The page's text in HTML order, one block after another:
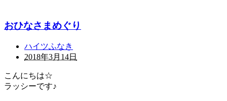
おひなさまめぐり
ハイツふなき
2018年3月14日
こんにちは☆
ラッシーです♪